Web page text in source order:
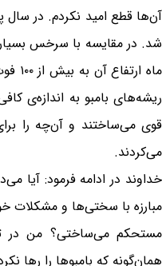
آن‌ها قطع امید نکردم. در سال
ریشه‌های بامبو به اندازه‌ی
قوی می‌ساختند و آن‌چه را
می‌کردند.
خداوند در ادامه فرمود: آیا
مبارزه با سختی‌ها و مشکلات
مستحکم می‌ساختی؟ من در
همان‌گونه که بامبو‌ها را رها